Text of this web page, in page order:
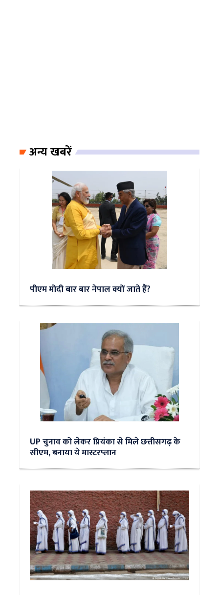
अन्य खबरें
पीएम मोदी बार बार नेपाल क्यों जाते हैं?
UP चुनाव को लेकर प्रियंका से मिले छत्तीसगढ़ के
सीएम, बनाया ये मास्टरप्लान